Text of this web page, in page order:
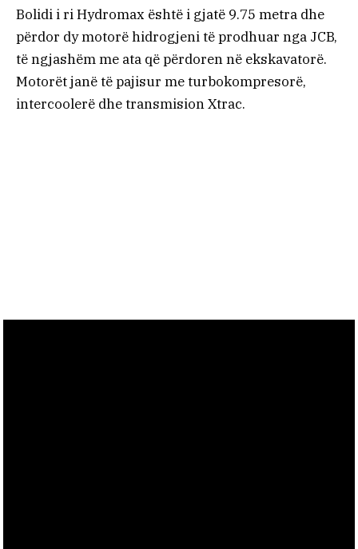
Bolidi i ri Hydromax është i gjatë 9.75 metra dhe
përdor dy motorë hidrogjeni të prodhuar nga JCB,
të ngjashëm me ata që përdoren në ekskavatorë.
Motorët janë të pajisur me turbokompresorë,
intercoolerë dhe transmision Xtrac.